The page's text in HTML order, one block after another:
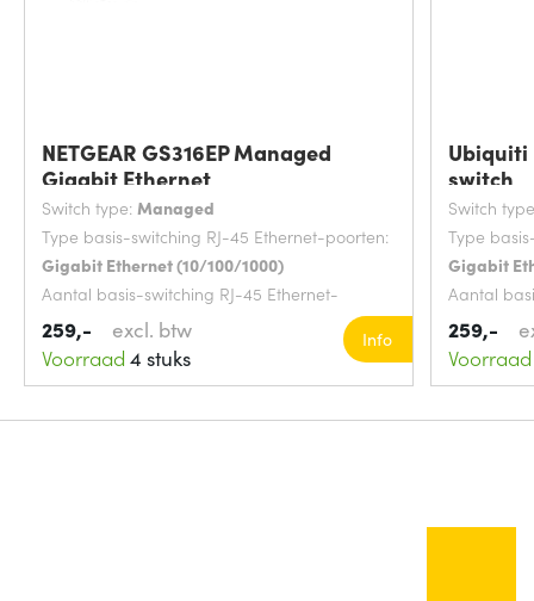
NETGEAR GS316EP Managed
Gigabit Ethernet
Switch type: Managed
Type basis-switching RJ-45 Ethernet-poorten:
Gigabit Ethernet (10/100/1000)
Aantal basis-switching RJ-45 Ethernet-
poorten:
15
MAC-adrestabel:4000 entries
259,-
excl. btw
Voorraad 4 stuks
Info
Ubiquiti
switch
Switch
Type
Gigabit
Aantal
poorten:
Rack-
259,-
Voorraad